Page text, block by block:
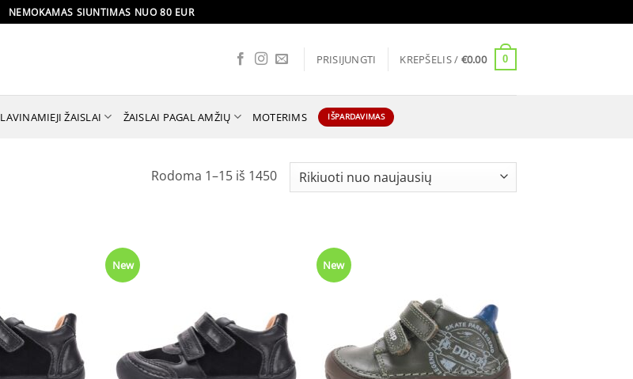
NEMOKAMAS SIUNTIMAS NUO 80 EUR
PRISIJUNGTI KREPŠELIS / €0.00 0
LAVINAMIEJI ŽAISLAI ŽAISLAI PAGAL AMŽIŲ MOTERIMS IŠPARDAVIMAS
Rodoma 1–15 iš 1450Rūšiuojama
pagal
New New